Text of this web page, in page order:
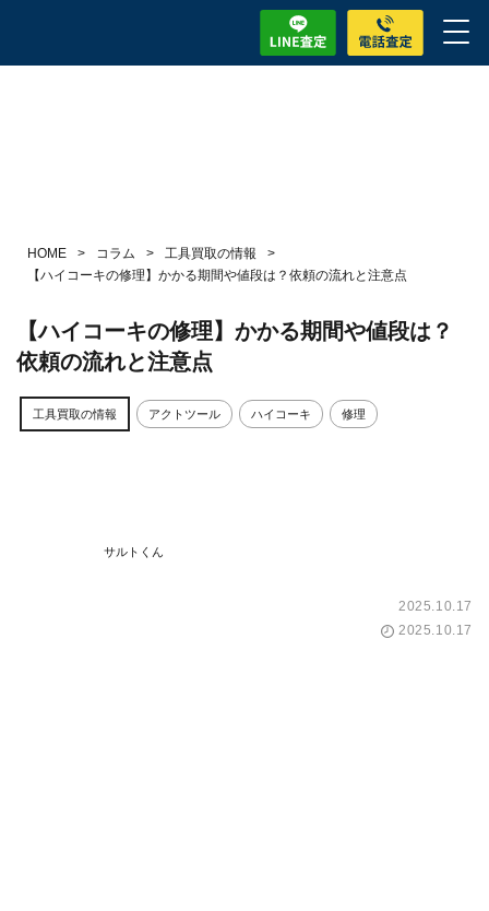
HOME > コラム > 工具買取の情報
>
【ハイコーキの修理】かかる期間や値段は？依頼の流れと注意点
【ハイコーキの修理】かかる期間や値段は？
依頼の流れと注意点
工具買取の情報 アクトツール ハイコーキ 修理
サルトくん
2025.10.17
2025.10.17